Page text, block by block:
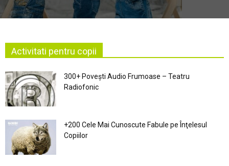
Activitati pentru copii
300+ Povești Audio Frumoase – Teatru
Radiofonic
+200 Cele Mai Cunoscute Fabule pe Înţelesul
Copiilor